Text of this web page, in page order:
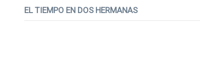
EL TIEMPO EN DOS HERMANAS